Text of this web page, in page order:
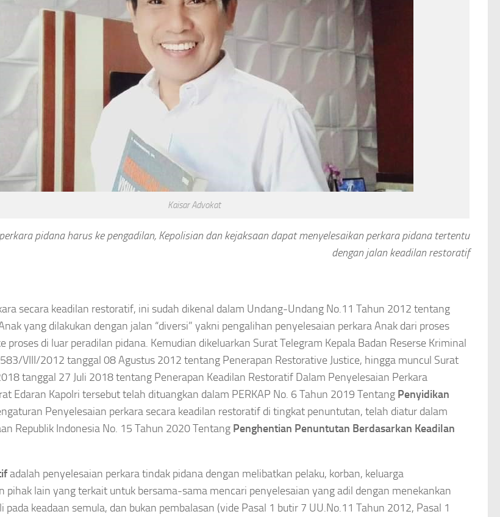
Kaisar Advokat
pidana harus ke pengadilan, Kepolisian dan kejaksaan dapat menyelesaikan perkara pidana tertentu
dengan jalan keadilan restoratif
secara keadilan restoratif, ini sudah dikenal dalam Undang-Undang No.11 Tahun 2012 tentang
yang dilakukan dengan jalan “diversi” yakni pengalihan penyelesaian perkara Anak dari proses
proses di luar peradilan pidana. Kemudian dikeluarkan Surat Telegram Kepala Badan Reserse Kriminal
VIII/2012 tanggal 08 Agustus 2012 tentang Penerapan Restorative Justice, hingga muncul Surat
tanggal 27 Juli 2018 tentang Penerapan Keadilan Restoratif Dalam Penyelesaian Perkara
Edaran Kapolri tersebut telah dituangkan dalam PERKAP No. 6 Tahun 2019 Tentang Penyidikan
Penyelesaian perkara secara keadilan restoratif di tingkat penuntutan, telah diatur dalam
Republik Indonesia No. 15 Tahun 2020 Tentang Penghentian Penuntutan Berdasarkan Keadilan
adalah penyelesaian perkara tindak pidana dengan melibatkan pelaku, korban, keluarga
pihak lain yang terkait untuk bersama-sama mencari penyelesaian yang adil dengan menekankan
pada keadaan semula, dan bukan pembalasan (vide Pasal 1 butir 7 UU.No.11 Tahun 2012, Pasal 1